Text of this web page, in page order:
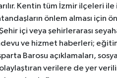
Kentin tüm İzmir ilçeleri
önlem alması için
içi veya şehirlerarası
ve hizmet haberleri;
Barosu açıklamaları,
verilere de yer